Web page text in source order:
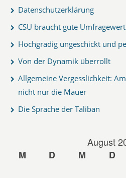
Datenschutzerklärung
CSU braucht gute
Hochgradig ungeschickt und
Von der Dynamik überrollt
Allgemeine Vergesslichkeit:
nicht nur die Mauer
Die Sprache der Taliban
August
M
D M D